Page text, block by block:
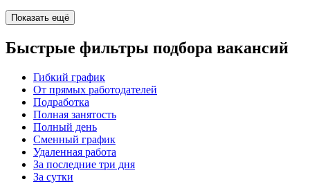
Показать ещё
Быстрые фильтры подбора вакансий
Гибкий график
От прямых работодателей
Подработка
Полная занятость
Полный день
Сменный график
Удаленная работа
За последние три дня
За сутки